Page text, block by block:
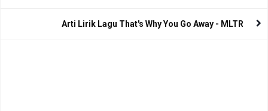
Arti Lirik Lagu That's Why You Go Away - MLTR